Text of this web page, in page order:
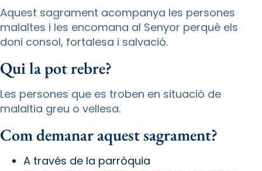
Aquest sagrament acompanya les persones
malaltes i les encomana al Senyor perquè els
doni consol, fortalesa i salvació.
Qui la pot rebre?
Les persones que es troben en situació de
malaltia greu o vellesa.
Com demanar aquest sagrament?
A través de la parròquia